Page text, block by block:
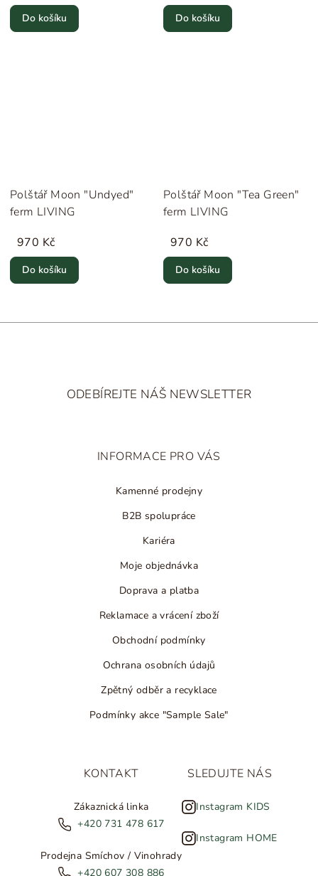
Do košíku Do košíku
Polštář Moon "Undyed"
ferm LIVING
970 Kč
Do košíku
Polštář Moon "Tea Green"
ferm LIVING
970 Kč
Do košíku
ODEBÍREJTE NÁŠ NEWSLETTER
INFORMACE PRO VÁS
Kamenné prodejny
B2B spolupráce
Kariéra
Moje objednávka
Doprava a platba
Reklamace a vrácení zboží
Obchodní podmínky
Ochrana osobních údajů
Zpětný odběr a recyklace
Podmínky akce "Sample Sale"
KONTAKT
Zákaznická linka
+420 731 478 617
Prodejna Smíchov / Vinohrady
+420 607 308 886
SLEDUJTE NÁS
Instagram KIDS
Instagram HOME